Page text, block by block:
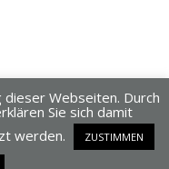
Webseiten. Durch
Sie sich damit
werden.
ZUSTIMMEN